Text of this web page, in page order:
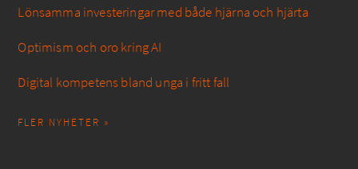
Lönsamma investeringar med både hjärna och hjärta
Optimism och oro kring AI
Digital kompetens bland unga i fritt fall
FLER NYHETER »